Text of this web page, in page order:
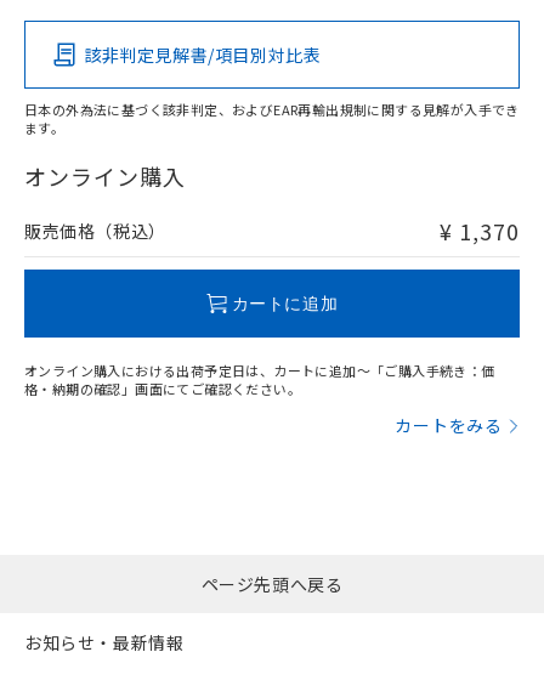
O
在庫等で未対応品が混在する可能性があります。
問い合わせください。
その他の認証はこちらのページからご検索ください
該非判定見解書/項目別対比表
日本の外為法に基づく該非判定、およびEAR再輸出規制に関する見解が入手でき
ます。
オンライン購入
販売価格（税込） ¥ 1,370
カートに追加
オンライン購入における出荷予定日は、カートに追加～「ご購入手続き：価
格・納期の確認」画面にてご確認ください。
カートをみる
ページ先頭へ戻る
お知らせ・最新情報